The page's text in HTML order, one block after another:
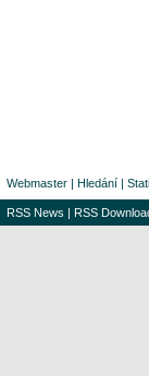
Webmaster | Hledání |
RSS News | RSS